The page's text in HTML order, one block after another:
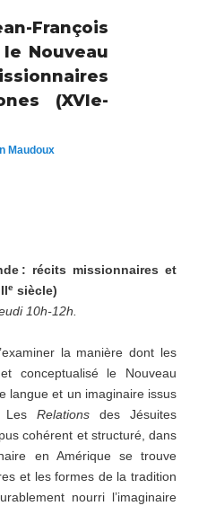
François
Nouveau
(XVIe-
Maudoux
: récits missionnaires et
e siècle)
10h-12h.
la manière dont les
conceptualisé le Nouveau
langue et un imaginaire issus
Les Relationsdes Jésuites
cohérent et structuré, dans
en Amérique se trouve
et les formes de la tradition
nourri l’imaginaire